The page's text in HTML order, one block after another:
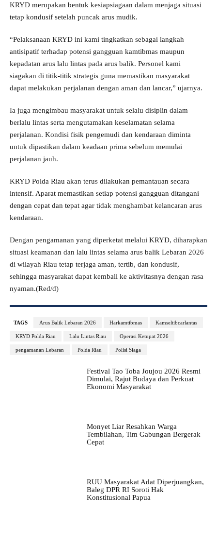
KRYD merupakan bentuk kesiapsiagaan dalam menjaga situasi
tetap kondusif setelah puncak arus mudik.
“Pelaksanaan KRYD ini kami tingkatkan sebagai langkah
antisipatif terhadap potensi gangguan kamtibmas maupun
kepadatan arus lalu lintas pada arus balik. Personel kami
siagakan di titik-titik strategis guna memastikan masyarakat
dapat melakukan perjalanan dengan aman dan lancar,” ujarnya.
Ia juga mengimbau masyarakat untuk selalu disiplin dalam
berlalu lintas serta mengutamakan keselamatan selama
perjalanan. Kondisi fisik pengemudi dan kendaraan diminta
untuk dipastikan dalam keadaan prima sebelum memulai
perjalanan jauh.
KRYD Polda Riau akan terus dilakukan pemantauan secara
intensif. Aparat memastikan setiap potensi gangguan ditangani
dengan cepat dan tepat agar tidak menghambat kelancaran arus
kendaraan.
Dengan pengamanan yang diperketat melalui KRYD, diharapkan
situasi keamanan dan lalu lintas selama arus balik Lebaran 2026
di wilayah Riau tetap terjaga aman, tertib, dan kondusif,
sehingga masyarakat dapat kembali ke aktivitasnya dengan rasa
nyaman.(Red/d)
TAGS Arus Balik Lebaran 2026 Harkamtibmas Kamseltibcarlantas
KRYD Polda Riau Lalu Lintas Riau Operasi Ketupat 2026
pengamanan Lebaran Polda Riau Polisi Siaga
Festival Tao Toba Joujou 2026 Resmi
Dimulai, Rajut Budaya dan Perkuat
Ekonomi Masyarakat
Monyet Liar Resahkan Warga
Tembilahan, Tim Gabungan Bergerak
Cepat
RUU Masyarakat Adat Diperjuangkan,
Baleg DPR RI Soroti Hak
Konstitusional Papua